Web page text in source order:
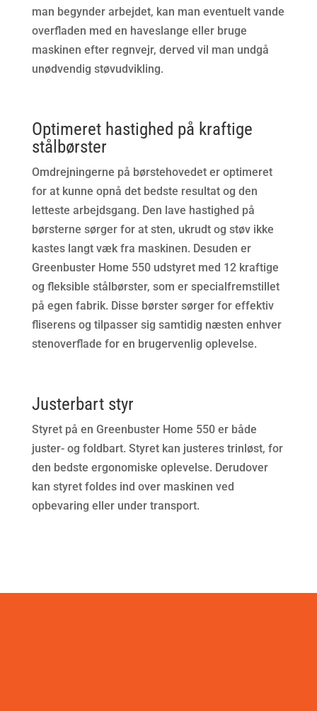
man begynder arbejdet, kan man eventuelt vande
overfladen med en haveslange eller bruge
maskinen efter regnvejr, derved vil man undgå
unødvendig støvudvikling.
Optimeret hastighed på kraftige
stålbørster
Omdrejningerne på børstehovedet er optimeret
for at kunne opnå det bedste resultat og den
letteste arbejdsgang. Den lave hastighed på
børsterne sørger for at sten, ukrudt og støv ikke
kastes langt væk fra maskinen. Desuden er
Greenbuster Home 550 udstyret med 12 kraftige
og fleksible stålbørster, som er specialfremstillet
på egen fabrik. Disse børster sørger for effektiv
fliserens og tilpasser sig samtidig næsten enhver
stenoverflade for en brugervenlig oplevelse.
Justerbart styr
Styret på en Greenbuster Home 550 er både
juster- og foldbart. Styret kan justeres trinløst, for
den bedste ergonomiske oplevelse. Derudover
kan styret foldes ind over maskinen ved
opbevaring eller under transport.